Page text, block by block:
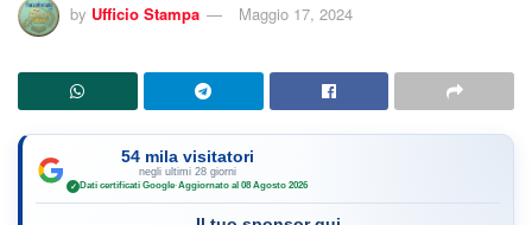
by Ufficio Stampa Maggio 17, 2024
54 mila visitatori
negli ultimi 28 giorni
✓ Dati certificati Google·Aggiornato al 08 Agosto 2026